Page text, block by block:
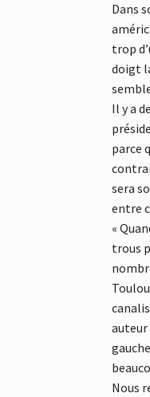
Dans
trop
doigt
Il y a
parce
sera
entre
«
trous
auteur
Nous